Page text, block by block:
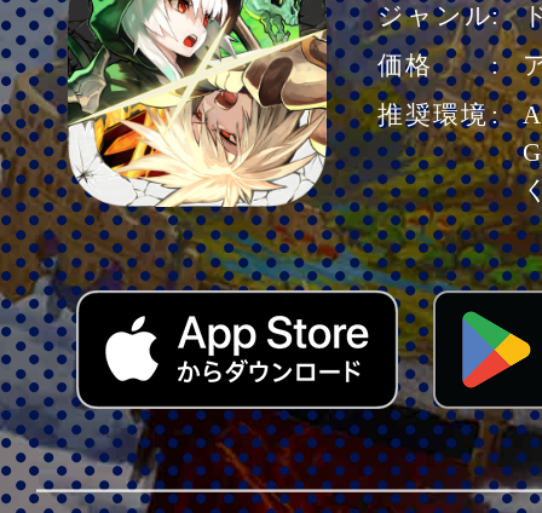
ジャンル
価格
推奨環境